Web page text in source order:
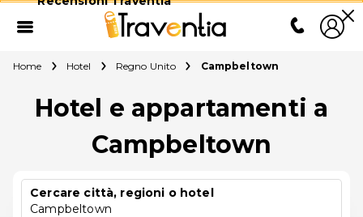
Home Hotel Regno Unito Campbeltown
Hotel e appartamenti a
Campbeltown
Cercare città, regioni o hotel
Campbeltown